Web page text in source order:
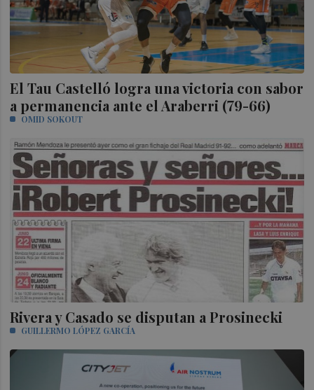
El Tau Castelló logra una victoria con sabor
a permanencia ante el Araberri (79-66)
OMID SOKOUT
Rivera y Casado se disputan a Prosinecki
GUILLERMO LÓPEZ GARCÍA